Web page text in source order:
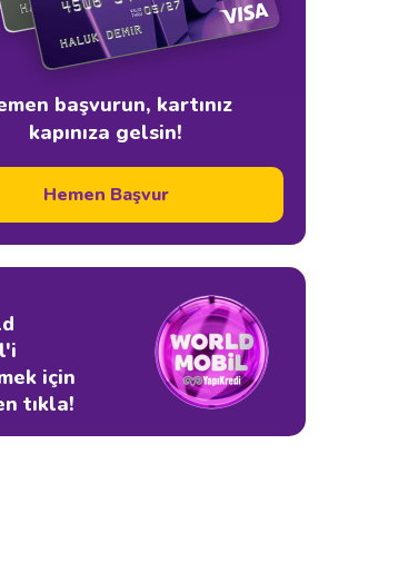
başvurun, kartınız
kapınıza gelsin!
Hemen Başvur
için
tıkla!